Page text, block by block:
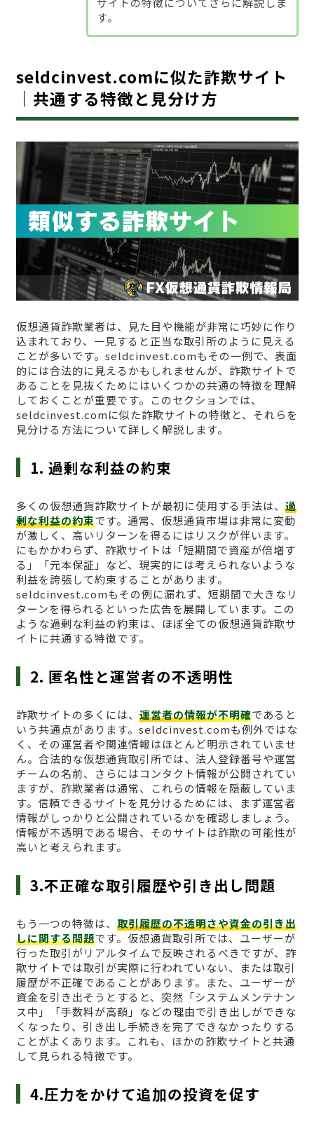
す。
seldcinvest.comに似た詐欺サイト
｜共通する特徴と見分け方
仮想通貨詐欺業者は、見た目や機能が非常に巧妙に作り
込まれており、一見すると正当な取引所のように見える
ことが多いです。seldcinvest.comもその一例で、表面
的には合法的に見えるかもしれませんが、詐欺サイトで
あることを見抜くためにはいくつかの共通の特徴を理解
しておくことが重要です。このセクションでは、
seldcinvest.comに似た詐欺サイトの特徴と、それらを
見分ける方法について詳しく解説します。
1. 過剰な利益の約束
多くの仮想通貨詐欺サイトが最初に使用する手法は、 過
剰な利益の約束です。通常、仮想通貨市場は非常に変動
が激しく、高いリターンを得るにはリスクが伴います。
にもかかわらず、詐欺サイトは「短期間で資産が倍増す
る」「元本保証」など、現実的には考えられないような
利益を誇張して約束することがあります。
seldcinvest.comもその例に漏れず、短期間で大きなリ
ターンを得られるといった広告を展開しています。この
ような過剰な利益の約束は、ほぼ全ての仮想通貨詐欺サ
イトに共通する特徴です。
2. 匿名性と運営者の不透明性
詐欺サイトの多くには、 運営者の情報が不明確であると
いう共通点があります。seldcinvest.comも例外ではな
く、その運営者や関連情報はほとんど明示されていませ
ん。合法的な仮想通貨取引所では、法人登録番号や運営
チームの名前、さらにはコンタクト情報が公開されてい
ますが、詐欺業者は通常、これらの情報を隠蔽していま
す。信頼できるサイトを見分けるためには、まず運営者
情報がしっかりと公開されているかを確認しましょう。
情報が不透明である場合、そのサイトは詐欺の可能性が
高いと考えられます。
3.不正確な取引履歴や引き出し問題
もう一つの特徴は、 取引履歴の不透明さや資金の引き出
しに関する問題です。仮想通貨取引所では、ユーザーが
行った取引がリアルタイムで反映されるべきですが、詐
欺サイトでは取引が実際に行われていない、または取引
履歴が不正確であることがあります。また、ユーザーが
資金を引き出そうとすると、突然「システムメンテナン
ス中」「手数料が高額」などの理由で引き出しができな
くなったり、引き出し手続きを完了できなかったりする
ことがよくあります。これも、ほかの詐欺サイトと共通
して見られる特徴です。
4.圧力をかけて追加の投資を促す